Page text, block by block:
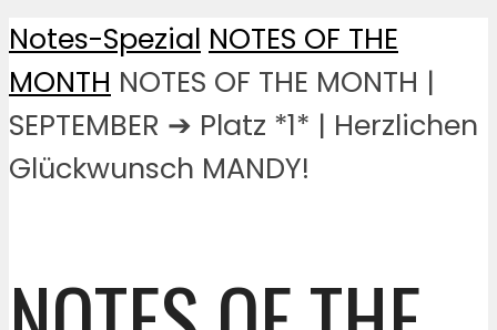
Notes-Spezial NOTES OF THE
MONTH NOTES OF THE MONTH |
SEPTEMBER ➔ Platz *1* | Herzlichen
Glückwunsch MANDY!